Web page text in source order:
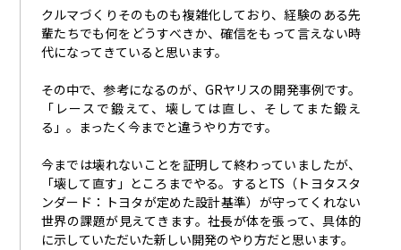
クルマづくりそのものも複雑化しており、経験のある先
輩たちでも何をどうすべきか、確信をもって言えない時
代になってきていると思います。
その中で、参考になるのが、 GRヤリスの開発事例です。
「レースで鍛えて、壊しては直し、そしてまた鍛え
る」。まったく今までと違うやり方です。
今までは壊れないことを証明して終わっていましたが、
「壊して直す」ところまでやる。するとTS （トヨタスタ
ンダード：トヨタが定めた設計基準）が守ってくれない
世界の課題が見えてきます。社長が体を張って、具体的
に示していただいた新しい開発のやり方だと思います。